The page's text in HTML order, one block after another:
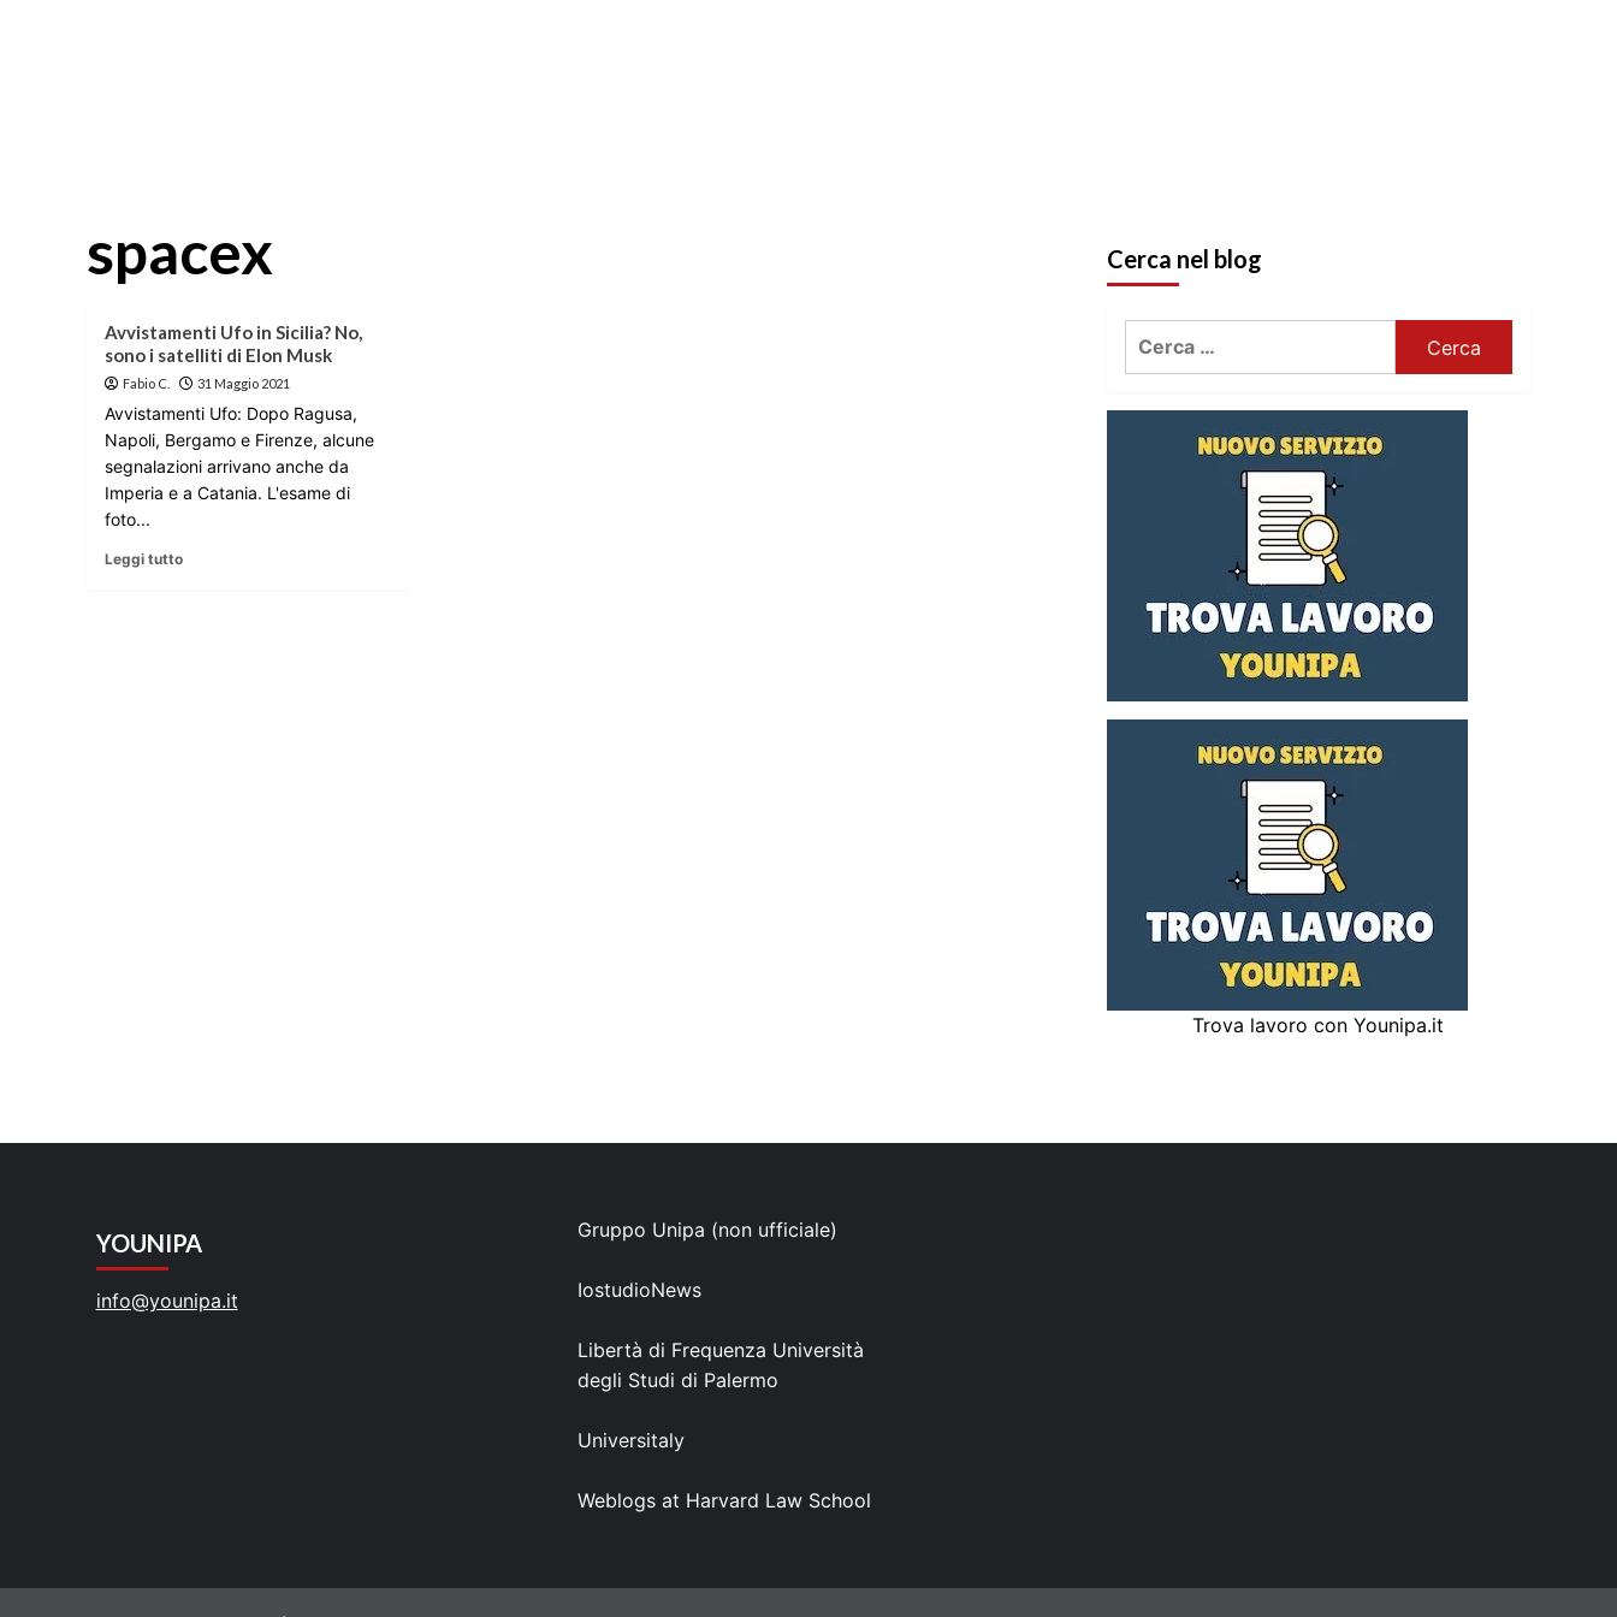
spacex
Avvistamenti Ufo in Sicilia? No,
sono i satelliti di Elon Musk
Fabio C. 31 Maggio 2021
Avvistamenti Ufo: Dopo Ragusa,
Napoli, Bergamo e Firenze, alcune
segnalazioni arrivano anche da
Imperia e a Catania. L'esame di
foto...
Leggi tutto
Cerca nel blog
Ricerca
Trova lavoro con Younipa.it
YOUNIPA
info@younipa.it
Gruppo Unipa (non ufficiale)
IostudioNews
Libertà di Frequenza Università
degli Studi di Palermo
Universitaly
Weblogs at Harvard Law School